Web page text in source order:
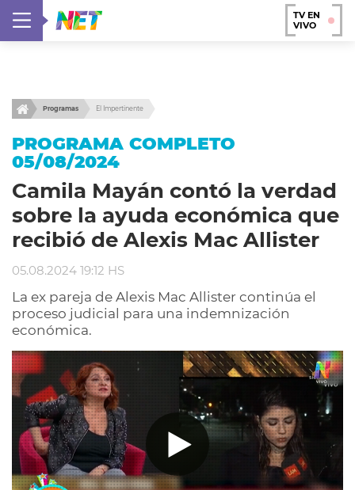
TV EN
VIVO
Programas El Impertinente
PROGRAMA COMPLETO
05/08/2024
Camila Mayán contó la verdad
sobre la ayuda económica que
recibió de Alexis Mac Allister
05.08.2024 19:12 HS
La ex pareja de Alexis Mac Allister continúa el
proceso judicial para una indemnización
económica.